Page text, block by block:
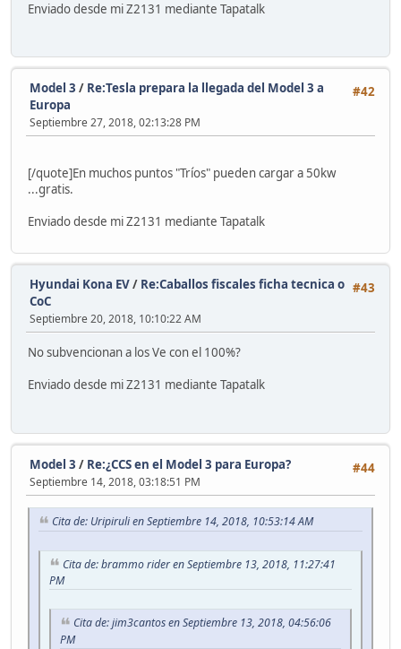
Enviado desde mi Z2131 mediante Tapatalk
#42
Model 3 / Re:Tesla prepara la llegada del Model 3 a
Europa
Septiembre 27, 2018, 02:13:28 PM
[/quote]En muchos puntos "Tríos" pueden cargar a 50kw
...gratis.
Enviado desde mi Z2131 mediante Tapatalk
#43
Hyundai Kona EV/ Re:Caballos fiscales ficha tecnica o
CoC
Septiembre 20, 2018, 10:10:22 AM
No subvencionan a los Ve con el 100%?
Enviado desde mi Z2131 mediante Tapatalk
#44
Model 3 / Re:¿CCS en el Model 3 para Europa?
Septiembre 14, 2018, 03:18:51 PM
Cita de: Uripiruli en Septiembre 14, 2018, 10:53:14 AM
Cita de: brammo rider en Septiembre 13, 2018, 11:27:41
PM
Cita de: jim3cantos en Septiembre 13, 2018, 04:56:06
PM